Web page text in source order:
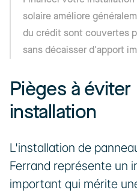
solaire améliore
du crédit sont couvertes
sans décaisser d'apport
Pièges à
installation
L'installation de
Ferrand représente un
important qui mérite